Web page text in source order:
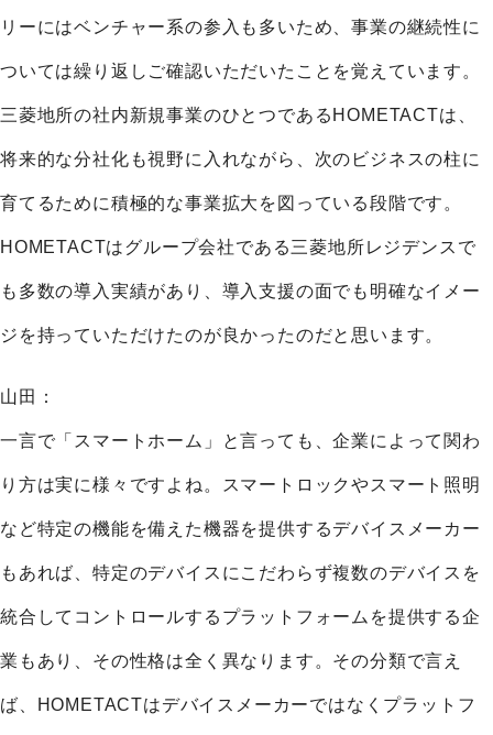
リーにはベンチャー系の参入も多いため、事業の継続性に
ついては繰り返しご確認いただいたことを覚えています。
三菱地所の社内新規事業のひとつであるHOMETACTは、
将来的な分社化も視野に入れながら、次のビジネスの柱に
育てるために積極的な事業拡大を図っている段階です。
HOMETACTはグループ会社である三菱地所レジデンスで
も多数の導入実績があり、導入支援の面でも明確なイメー
ジを持っていただけたのが良かったのだと思います。
山田：
一言で「スマートホーム」と言っても、企業によって関わ
り方は実に様々ですよね。スマートロックやスマート照明
など特定の機能を備えた機器を提供するデバイスメーカー
もあれば、特定のデバイスにこだわらず複数のデバイスを
統合してコントロールするプラットフォームを提供する企
業もあり、その性格は全く異なります。その分類で言え
ば、HOMETACTはデバイスメーカーではなくプラットフ